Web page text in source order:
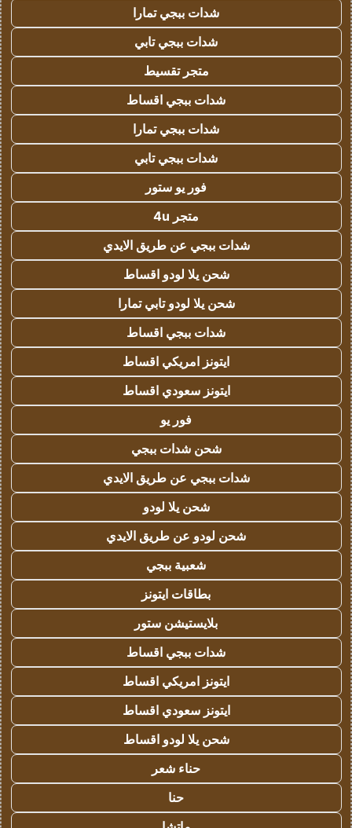
شدات ببجي تمارا
شدات ببجي تابي
متجر تقسيط
شدات ببجي اقساط
شدات ببجي تمارا
شدات ببجي تابي
فور يو ستور
متجر 4u
شدات ببجي عن طريق الايدي
شحن يلا لودو اقساط
شحن يلا لودو تابي تمارا
شدات ببجي اقساط
ايتونز امريكي اقساط
ايتونز سعودي اقساط
فور يو
شحن شدات ببجي
شدات ببجي عن طريق الايدي
شحن يلا لودو
شحن لودو عن طريق الايدي
شعبية ببجي
بطاقات ايتونز
بلايستيشن ستور
شدات ببجي اقساط
ايتونز امريكي اقساط
ايتونز سعودي اقساط
شحن يلا لودو اقساط
حناء شعر
حنا